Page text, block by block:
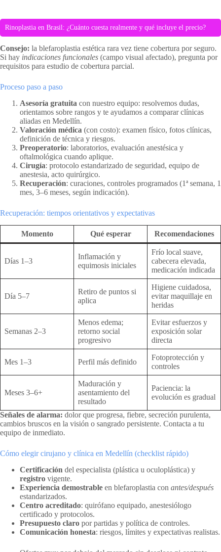
Rinoplastia en Brasil: ¿Cuánto cuesta realmente y qué incluye el precio?
Consejo: la blefaroplastia estética rara vez tiene cobertura por seguro.
Si hay indicaciones funcionales (campo visual afectado), pregunta por
requisitos para estudio de cobertura parcial.
Proceso paso a paso
Asesoría gratuita con nuestro equipo: resolvemos dudas,
orientamos sobre rangos y te ayudamos a comparar clínicas
aliadas en Medellín.
Valoración médica (con costo): examen físico, fotos clínicas,
definición de técnica y riesgos.
Preoperatorio: laboratorios, evaluación anestésica y
oftalmológica cuando aplique.
Cirugía: protocolo estandarizado de seguridad, equipo de
anestesia, acto quirúrgico.
Recuperación: curaciones, controles programados (1ª semana, 1
mes, 3–6 meses, según indicación).
Recuperación: tiempos orientativos y expectativas
Momento Qué esperar Recomendaciones
Días 1–3
Inflamación y
equimosis iniciales
Frío local suave,
cabecera elevada,
medicación indicada
Día 5–7
Retiro de puntos si
aplica
Higiene cuidadosa,
evitar maquillaje en
heridas
Semanas 2–3
Menos edema;
retorno social
progresivo
Evitar esfuerzos y
exposición solar
directa
Mes 1–3 Perfil más definido
Fotoprotección y
controles
Meses 3–6+
Maduración y
asentamiento del
resultado
Paciencia: la
evolución es gradual
Señales de alarma: dolor que progresa, fiebre, secreción purulenta,
cambios bruscos en la visión o sangrado persistente. Contacta a tu
equipo de inmediato.
Cómo elegir cirujano y clínica en Medellín (checklist rápido)
Certificación del especialista (plástica u oculoplástica) y
registro vigente.
Experiencia demostrable en blefaroplastia con antes/después
estandarizados.
Centro acreditado: quirófano equipado, anestesiólogo
certificado y protocolos.
Presupuesto claro por partidas y política de controles.
Comunicación honesta: riesgos, límites y expectativas realistas.